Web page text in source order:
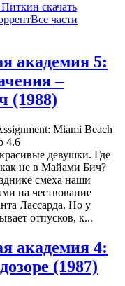
скачать
Все части
академия 5:
–
(1988)
Miami Beach
4.6
девушки. Где
не в Майами Бич?
смеха наши
на чествование
Лассарда. Но у
отпусков, к...
академия 4:
(1987)